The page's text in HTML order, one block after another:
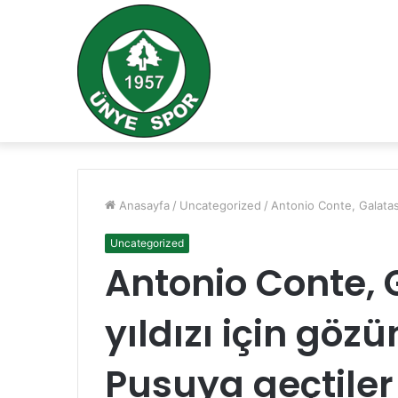
Anasayfa / Uncategorized / Antonio Conte,
Uncategorized
Antonio Conte,
yıldızı için
Pusuya geçtiler